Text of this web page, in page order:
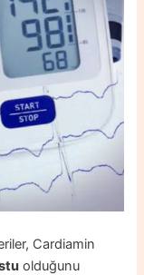
Cardiamin
olduğunu